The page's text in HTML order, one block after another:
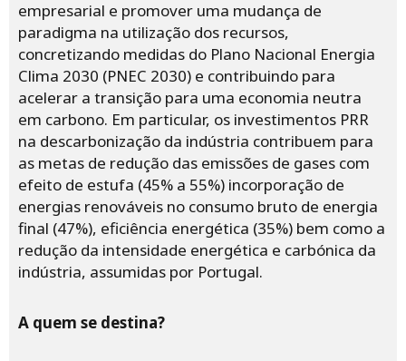
empresarial e promover uma mudança de
paradigma na utilização dos recursos,
concretizando medidas do Plano Nacional Energia
Clima 2030 (PNEC 2030) e contribuindo para
acelerar a transição para uma economia neutra
em carbono. Em particular, os investimentos PRR
na descarbonização da indústria contribuem para
as metas de redução das emissões de gases com
efeito de estufa (45% a 55%) incorporação de
energias renováveis no consumo bruto de energia
final (47%), eficiência energética (35%) bem como a
redução da intensidade energética e carbónica da
indústria, assumidas por Portugal.
A quem se destina?